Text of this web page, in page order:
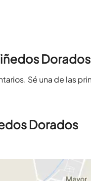
Dorados
Sé una de las
Dorados